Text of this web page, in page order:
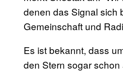
denen das Signal sich
Gemeinschaft und
Es ist bekannt, dass
den Stern sogar schon